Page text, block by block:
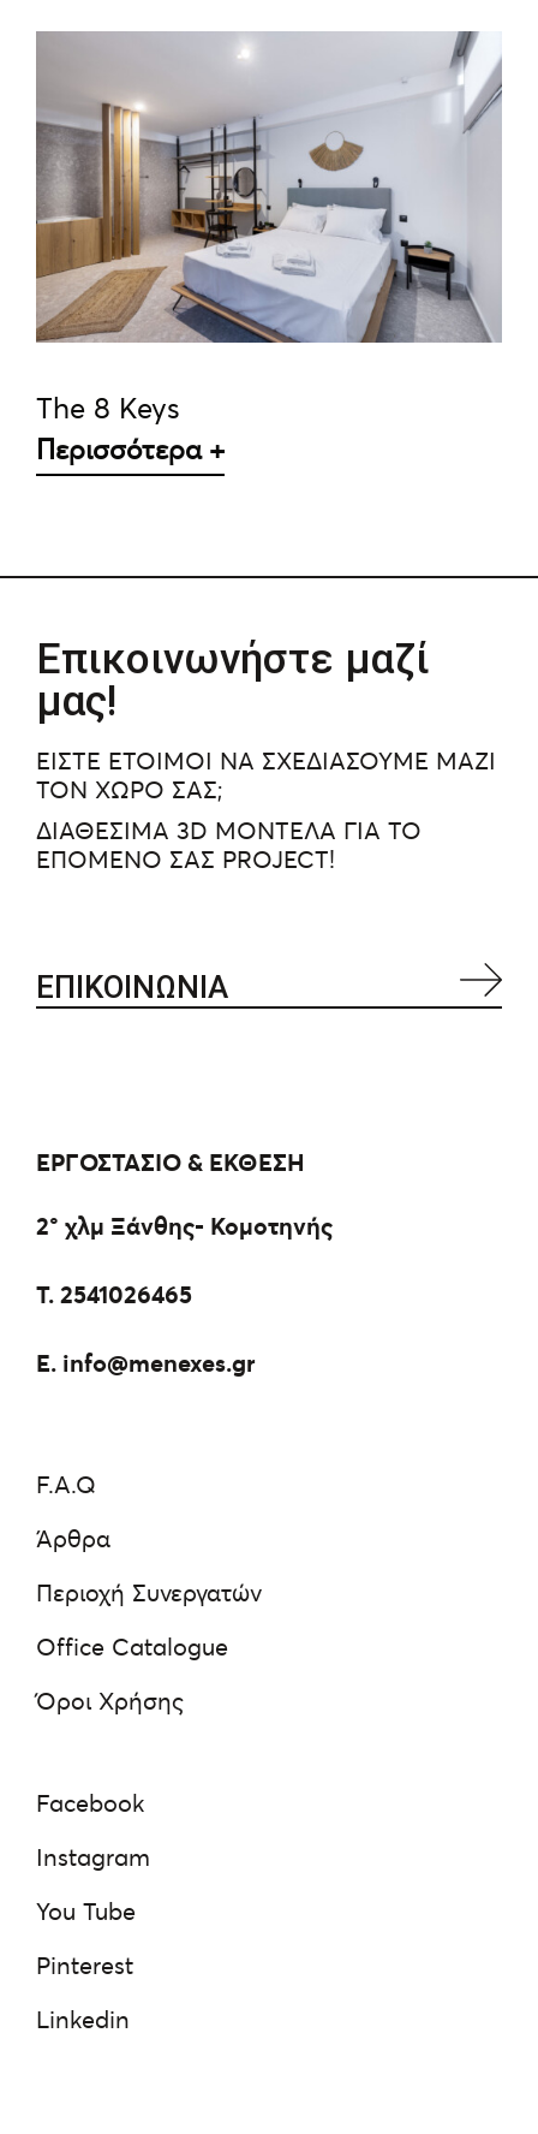
ΛΕΠΤΟΜΈΡΕΙΕΣ
The 8 Keys
Περισσότερα +
Επικοινωνήστε μαζί
μας!
ΕΙΣΤΕ ΕΤΟΙΜΟΙ ΝΑ ΣΧΕΔΙΑΣΟΥΜΕ ΜΑΖΙ
ΤΟΝ ΧΩΡΟ ΣΑΣ;
ΔΙΑΘΕΣΙΜΑ 3D ΜΟΝΤΕΛΑ ΓΙΑ ΤΟ
ΕΠΟΜΕΝΟ ΣΑΣ PROJECT!
ΕΠΙΚΟΙΝΩΝΙΑ
ΕΡΓΟΣΤΑΣΙΟ & ΕΚΘΕΣΗ
2° χλμ Ξάνθης- Κομοτηνής
Τ.2541026465
E. info@menexes.gr
F.A.Q
Άρθρα
Περιοχή Συνεργατών
Office Catalogue
Όροι Χρήσης
Facebook
Instagram
You Tube
Pinterest
Linkedin